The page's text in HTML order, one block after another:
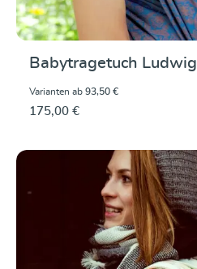
Babytragetuch Ludwig
Varianten ab 93,50 €
175,00 €